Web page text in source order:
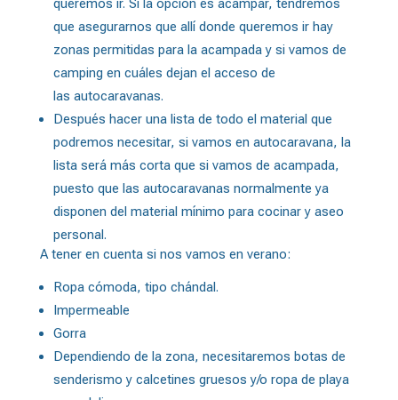
queremos ir. Si la opción es acampar, tendremos
que asegurarnos que allí donde queremos ir hay
zonas permitidas para la acampada y si vamos de
camping en cuáles dejan el acceso de
las autocaravanas.
Después hacer una lista de todo el material que
podremos necesitar, si vamos en autocaravana, la
lista será más corta que si vamos de acampada,
puesto que las autocaravanas normalmente ya
disponen del material mínimo para cocinar y aseo
personal.
A tener en cuenta si nos vamos en verano:
Ropa cómoda, tipo chándal.
Impermeable
Gorra
Dependiendo de la zona, necesitaremos botas de
senderismo y calcetines gruesos y/o ropa de playa